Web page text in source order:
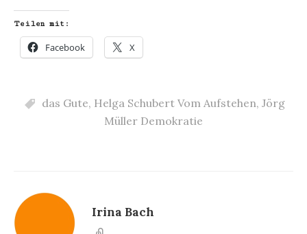
Teilen mit:
Facebook X
das Gute, Helga Schubert Vom Aufstehen, Jörg
Müller Demokratie
Irina Bach